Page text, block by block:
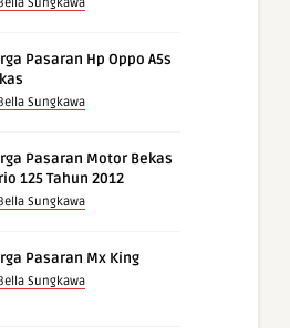
Sungkawa
Pasaran Hp Oppo A5s
Sungkawa
Pasaran Motor Bekas
125 Tahun 2012
Sungkawa
Pasaran Mx King
Sungkawa